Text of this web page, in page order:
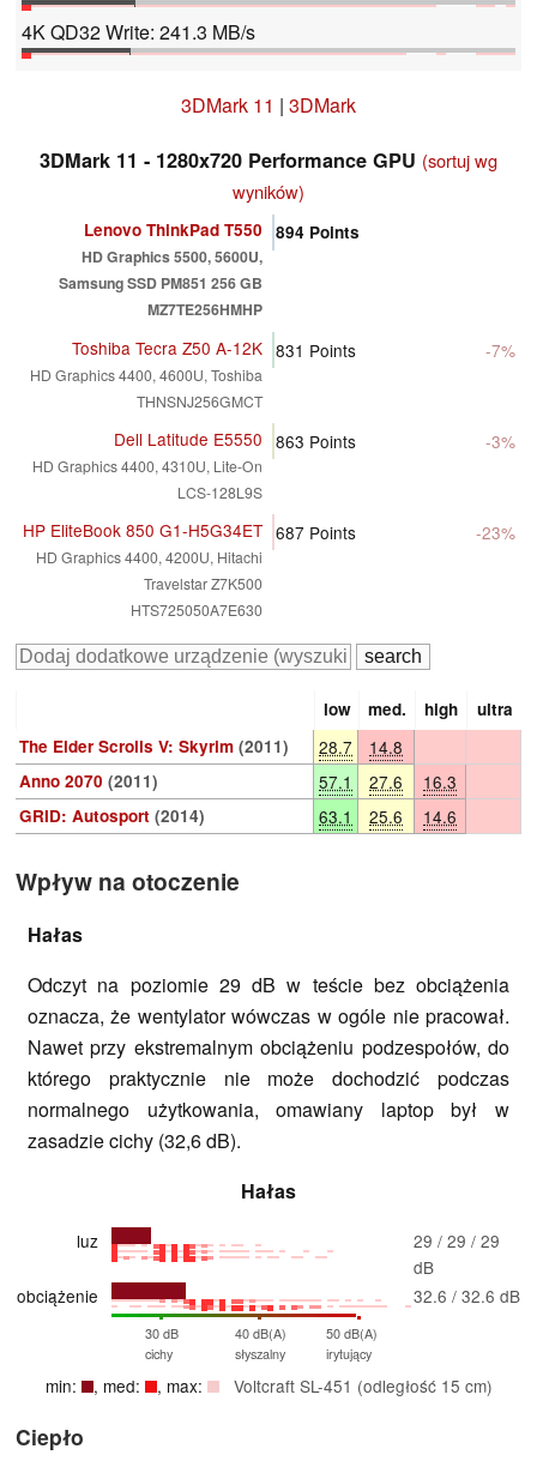
4K QD32 Write: 241.3 MB/s
3DMark 11 | 3DMark
3DMark 11 - 1280x720 Performance GPU (sortuj wg
wyników)
Lenovo ThinkPad T550
HD Graphics 5500, 5600U,
Samsung SSD PM851 256 GB
MZ7TE256HMHP
894 Points
Toshiba Tecra Z50 A-12K
HD Graphics 4400, 4600U, Toshiba
THNSNJ256GMCT
831 Points -7%
Dell Latitude E5550
HD Graphics 4400, 4310U, Lite-On
LCS-128L9S
863 Points -3%
HP EliteBook 850 G1-H5G34ET
HD Graphics 4400, 4200U, Hitachi
Travelstar Z7K500
HTS725050A7E630
687 Points -23%
low med. high
ultra
The Elder Scrolls V: Skyrim (2011) 28.7 14.8
Anno 2070 (2011) 57.1 27.6 16.3
GRID: Autosport (2014) 63.1 25.6 14.6
Wpływ na otoczenie
Hałas
Odczyt na poziomie 29 dB w teście bez obciążenia
oznacza, że wentylator wówczas w ogóle nie pracował.
Nawet przy ekstremalnym obciążeniu podzespołów, do
którego praktycznie nie może dochodzić podczas
normalnego użytkowania, omawiany laptop był w
zasadzie cichy (32,6 dB).
Hałas
luz
29 / 29 / 29
dB
obciążenie
32.6 / 32.6 dB
30 dB
cichy
40 dB(A)
słyszalny
50 dB(A)
irytujący
min: , med: , max: Voltcraft SL-451 (odległość 15 cm)
Ciepło